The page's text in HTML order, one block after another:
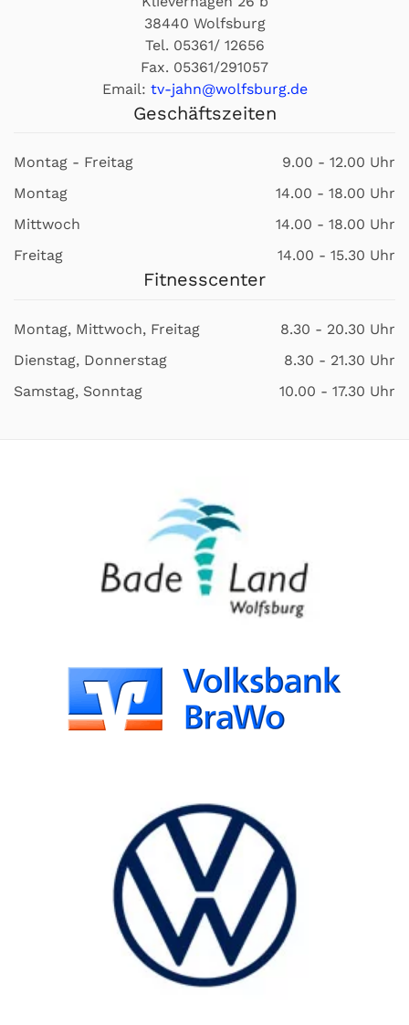
38440 Wolfsburg
Tel. 05361/ 12656
Fax. 05361/291057
Email: tv-jahn@wolfsburg.de
Geschäftszeiten
Montag - Freitag
9.00 - 12.00 Uhr
Montag
14.00 - 18.00 Uhr
Mittwoch
14.00 - 18.00 Uhr
Freitag
14.00 - 15.30 Uhr
Fitnesscenter
Montag, Mittwoch, Freitag
8.30 - 20.30 Uhr
Dienstag, Donnerstag
8.30 - 21.30 Uhr
Samstag, Sonntag
10.00 - 17.30 Uhr